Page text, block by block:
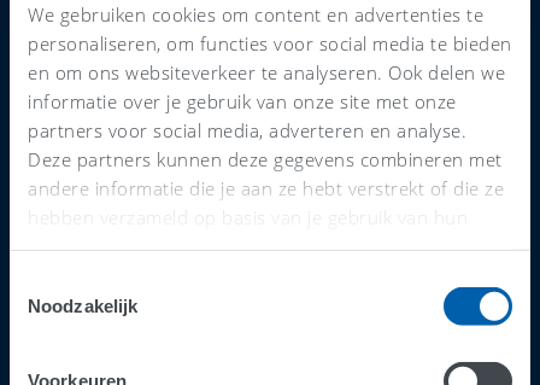
We gebruiken cookies om content en advertenties te
personaliseren, om functies voor social media te bieden
en om ons websiteverkeer te analyseren. Ook delen we
informatie over je gebruik van onze site met onze
partners voor social media, adverteren en analyse.
Deze partners kunnen deze gegevens combineren met
andere informatie die je aan ze hebt verstrekt of die ze
hebben verzameld op basis van je gebruik van hun
services.
Noodzakelijk
Voorkeuren
Voordelen van een AFAS-
boekhouder in Tilburg
Slim samenwerken:
Alles in één systeem, van
offertes tot facturen.
Realtime inzicht: Actuele cijfers helpen je
meer overzicht.
de regels en kansen in jouw regio.